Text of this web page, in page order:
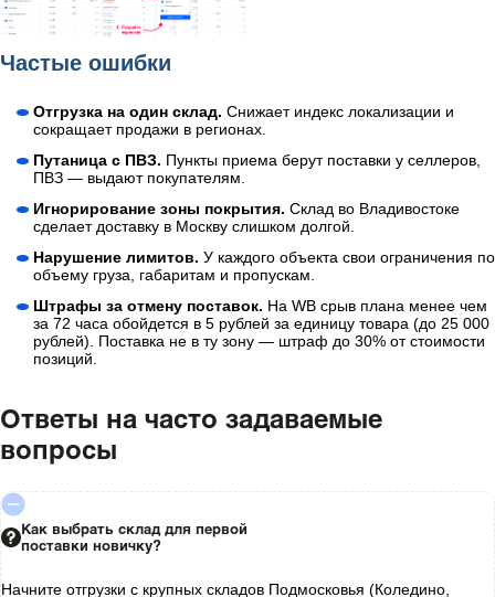
Частые ошибки
Отгрузка на один склад. Снижает индекс локализации и
сокращает продажи в регионах.
Путаница с ПВЗ. Пункты приема берут поставки у селлеров,
ПВЗ — выдают покупателям.
Игнорирование зоны покрытия. Склад во Владивостоке
сделает доставку в Москву слишком долгой.
Нарушение лимитов. У каждого объекта свои ограничения по
объему груза, габаритам и пропускам.
Штрафы за отмену поставок. На WB срыв плана менее чем
за 72 часа обойдется в 5 рублей за единицу товара (до 25 000
рублей). Поставка не в ту зону — штраф до 30% от стоимости
позиций.
Ответы на часто задаваемые
вопросы
Как выбрать склад для первой
поставки новичку?
Начните отгрузки с крупных складов Подмосковья (Коледино,